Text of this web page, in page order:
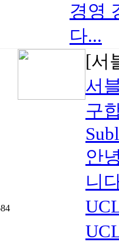
경영
다...
[서
서
구
안
니